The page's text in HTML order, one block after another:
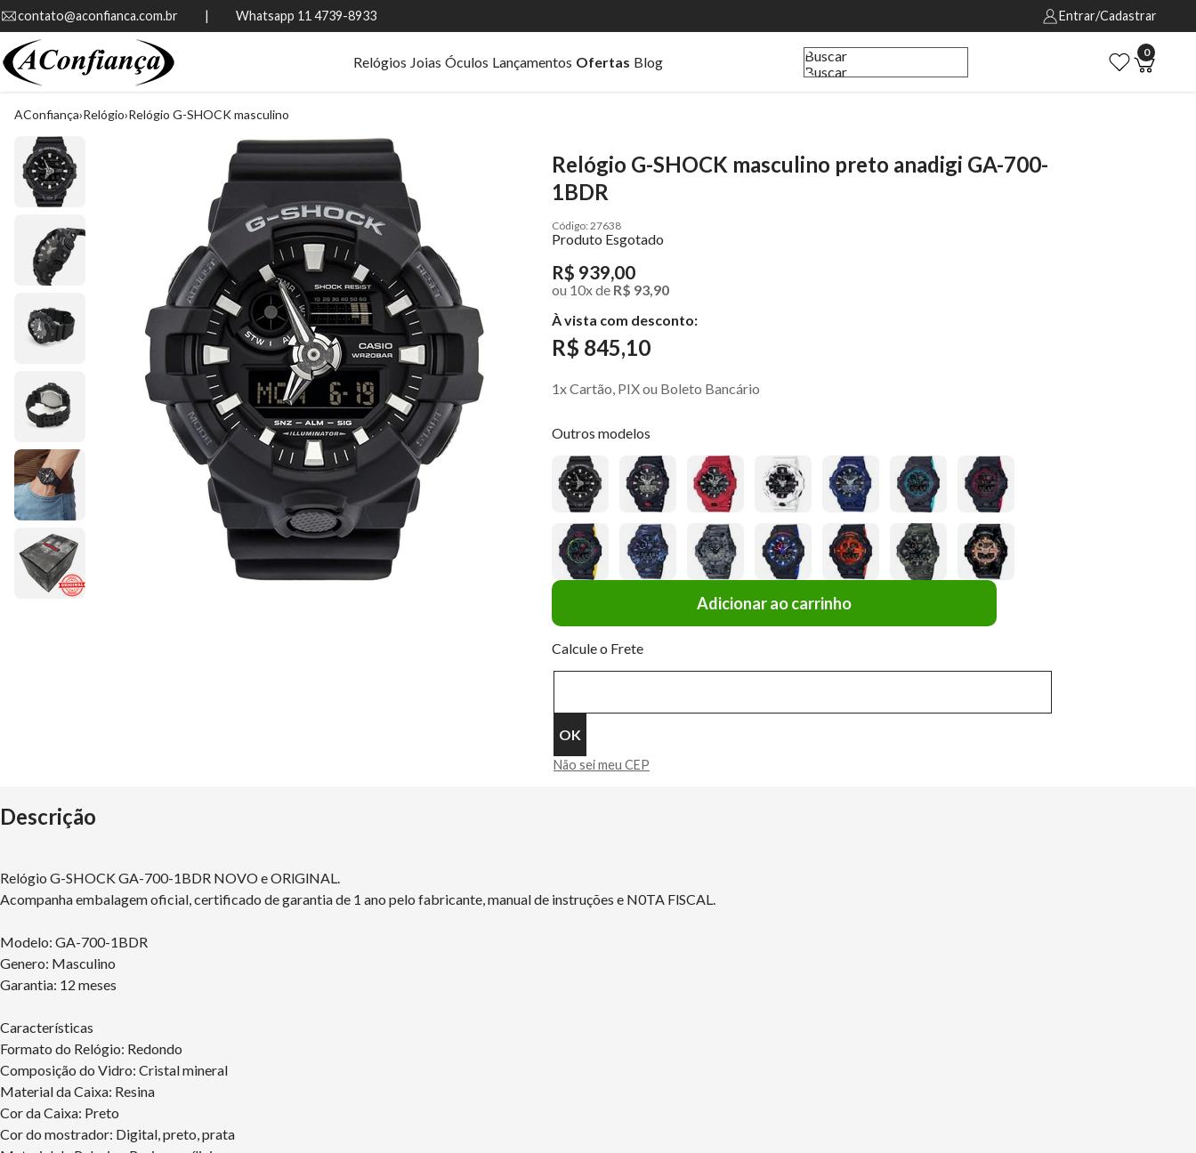
contato@aconfianca.com.br          |          Whatsapp 11 4739-8933 Entrar/Cadastrar
Relógios Joias Óculos Lançamentos Ofertas Blog
Buscar
Buscar
0
AConfiança Relógio Relógio G-SHOCK masculino
Relógio G-SHOCK masculino preto anadigi GA-700-
1BDR
27638
Produto Esgotado
R$ 939,00
ou 10xde R$ 93,90
À vista com desconto:
R$ 845,10
1x Cartão, PIX ou Boleto Bancário
Outros modelos
Adicionar ao carrinho
Calcule o Frete
Não sei meu CEP
Descrição
Relógio G-SHOCK GA-700-1BDR NOVO e ORlGlNAL.
Acompanha embalagem oficial, certificado de garantia de 1 ano pelo fabricante, manual de instruções e N0TA FlSCAL.
Modelo: GA-700-1BDR
Genero: Masculino
Garantia: 12 meses
Características
Formato do Relógio: Redondo
Composição do Vidro: Cristal mineral
Material da Caixa: Resina
Cor da Caixa: Preto
Cor do mostrador: Digital, preto, prata